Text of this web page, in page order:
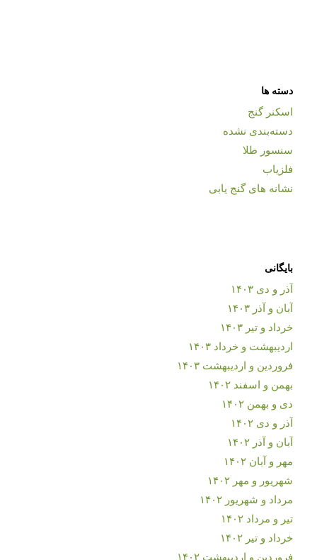
دسته ها
اسکنر گنج
دسته‌بندی نشده
سنسور طلا
فلزیاب
نشانه های گنج یابی
بایگانی
آذر و دی ۱۴۰۳
آبان و آذر ۱۴۰۳
خرداد و تیر ۱۴۰۳
اردیبهشت و خرداد ۱۴۰۳
فروردین و اردیبهشت ۱۴۰۳
بهمن و اسفند ۱۴۰۲
دی و بهمن ۱۴۰۲
آذر و دی ۱۴۰۲
آبان و آذر ۱۴۰۲
مهر و آبان ۱۴۰۲
شهریور و مهر ۱۴۰۲
مرداد و شهریور ۱۴۰۲
تیر و مرداد ۱۴۰۲
خرداد و تیر ۱۴۰۲
فروردین و اردیبهشت ۱۴۰۲